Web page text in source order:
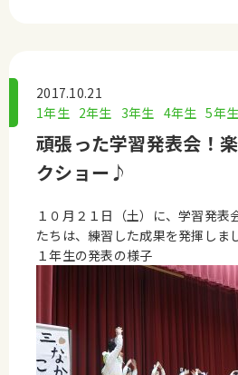
2017.10.21
1年生 2年生 3年生 4年生 5年生
頑張った学習発表会！
クショー♪
１０月２１日（土）に、学習発表
たちは、練習した成果を発揮しま
１年生の発表の様子